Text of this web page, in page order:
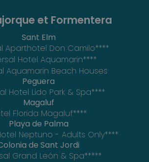
et Formentera
Sant Elm
Aparthotel Don Camilo****
Hotel Aquamarin****
Aquamarin Beach Houses
Peguera
Hotel Lido Park & Spa****
Magaluf
Florida Magaluf****
Playa de Palma
Neptuno - Adults Only****
de Sant Jordi
Grand León & Spa*****